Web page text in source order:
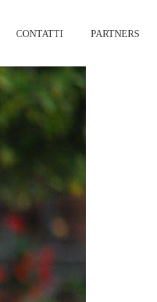
CONTATTI PARTNERS